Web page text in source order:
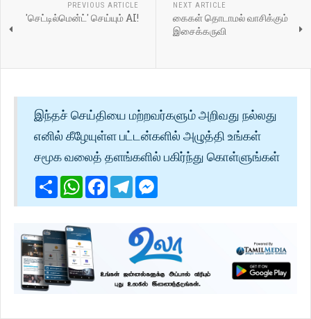
PREVIOUS ARTICLE
'செட்டில்மென்ட்' செய்யும் AI!
NEXT ARTICLE
கைகள் தொடாமல் வாசிக்கும்
இசைக்கருவி
இந்தச் செய்தியை மற்றவர்களும் அறிவது நல்லது
எனில் கீழேயுள்ள பட்டன்களில் அழுத்தி உங்கள்
சமூக வலைத் தளங்களில் பகிர்ந்து கொள்ளுங்கள்
ShareWhatsApp
Facebook
Telegram